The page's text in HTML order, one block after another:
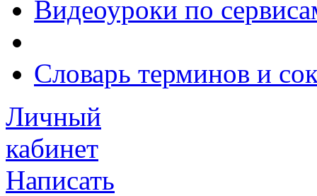
Видеоуроки по
Словарь терминов и
Личный
кабинет
Написать